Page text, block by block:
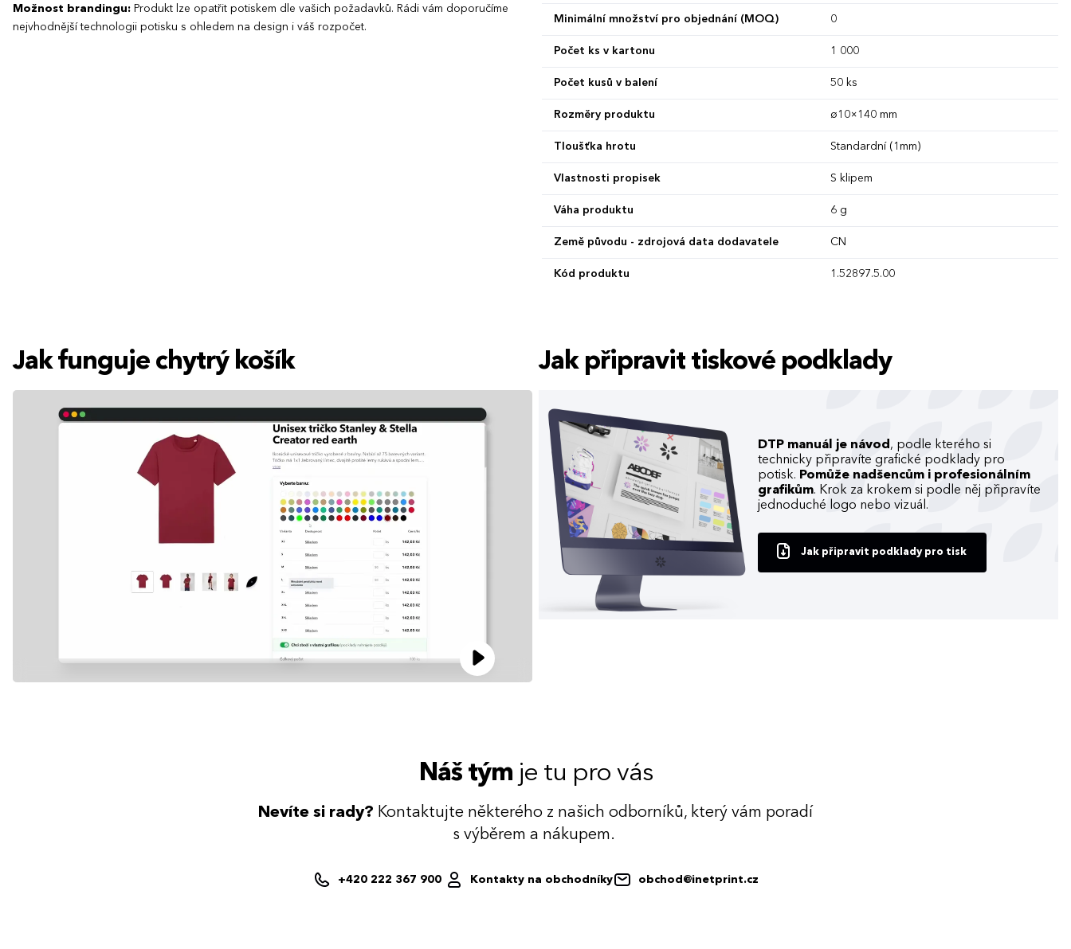
Možnost brandingu: Produkt lze opatřit potiskem dle vašich požadavků. Rádi vám doporučíme
nejvhodnější technologii potisku s ohledem na design i váš rozpočet.
Minimální množství pro objednání (MOQ) 0
Počet ks v kartonu 1 000
Počet kusů v balení 50 ks
Rozměry produktu ø10×140 mm
Tloušťka hrotu Standardní (1mm)
Vlastnosti propisek S klipem
Váha produktu 6 g
Země původu - zdrojová data dodavatele CN
Kód produktu 1.52897.5.00
Jak funguje chytrý košík Jak připravit tiskové podklady
DTP manuál je návod , podle kterého si
technicky připravíte grafické podklady pro
potisk. Pomůže nadšencům i profesionálním
grafikům. Krok za krokem si podle něj připravíte
jednoduché logo nebo vizuál.
Jak připravit podklady pro tisk
Náš tým je tu pro vás
Nevíte si rady? Kontaktujte některého z našich odborníků, který vám poradí
s výběrem a nákupem.
+420 222 367 900 Kontakty na obchodníky obchod@inetprint.cz